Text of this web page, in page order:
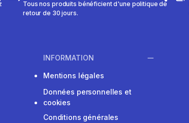
Tous nos produits bénéficient d'une politique de
retour de 30 jours.
INFORMATION
Mentions légales
Données personnelles et
cookies
Conditions générales